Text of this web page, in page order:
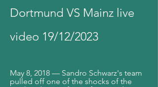
Dortmund VS Mainz live
video 19/12/2023
May 8, 2018 — Sandro Schwarz's team
pulled off one of the shocks of the